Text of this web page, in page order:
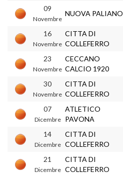
09
Novembre
NUOVA PALIANO
16
Novembre
CITTA DI
COLLEFERRO
23
Novembre
CECCANO
CALCIO 1920
30
Novembre
CITTA DI
COLLEFERRO
07
Dicembre
ATLETICO
PAVONA
14
Dicembre
CITTA DI
COLLEFERRO
21
Dicembre
CITTA DI
COLLEFERRO